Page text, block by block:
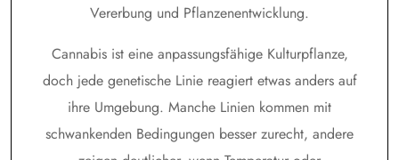
Vererbung und Pflanzenentwicklung.
Cannabis ist eine anpassungsfähige Kulturpflanze,
doch jede genetische Linie reagiert etwas anders auf
ihre Umgebung. Manche Linien kommen mit
schwankenden Bedingungen besser zurecht, andere